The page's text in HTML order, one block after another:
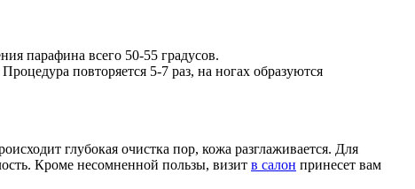
парафина всего 50-55 градусов.
повторяется 5-7 раз, на ногах образуются
глубокая очистка пор, кожа разглаживается. Для
Кроме несомненной пользы, визит в салон принесет вам